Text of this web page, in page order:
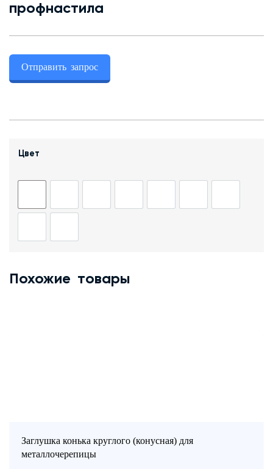
Доставка и оплата
+7 (343) 247 2200
профнастила
Отправить запрос
Цвет
Похожие товары
Заглушка конька круглого (конусная) для
металлочерепицы